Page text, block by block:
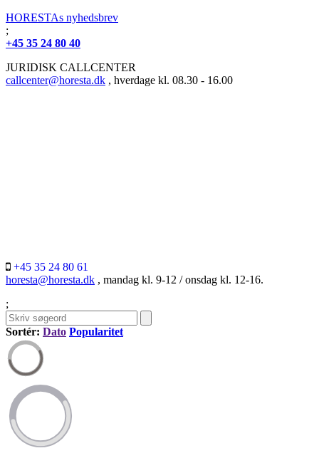
HORESTAs nyhedsbrev
;
+45 35 24 80 40
JURIDISK CALLCENTER
callcenter@horesta.dk , hverdage kl. 08.30 - 16.00
+45 35 24 80 61
horesta@horesta.dk , mandag kl. 9-12 / onsdag kl. 12-16.
;
Sortér: Dato Popularitet